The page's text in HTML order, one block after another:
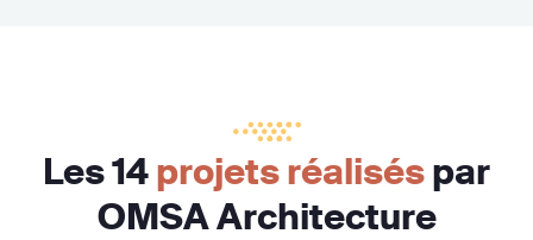
Les 14projets réaliséspar
OMSA Architecture